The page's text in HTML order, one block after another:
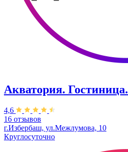
Акватория. Гостиница.
4,6
16 отзывов
г.Избербаш, ул.Межлумова, 10
Круглосуточно